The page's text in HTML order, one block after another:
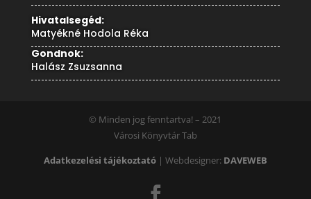
Hivatalsegéd:
Matyékné Hodola Réka
Gondnok:
Halász Zsuzsanna
© Minden jog fenntartva! – 2021
Városi Könyvtár Tab
Adatkezelési tájékoztató| Webdesigner: DAVEWEB
